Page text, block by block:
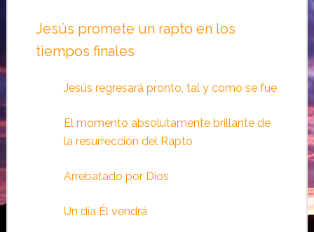
Jesús promete un rapto en los
tiempos finales
Jesús regresará pronto, tal y como se fue
El momento absolutamente brillante de
la resurrección del Rapto
Arrebatado por Dios
Un día Él vendrá